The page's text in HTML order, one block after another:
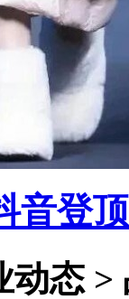
音登
动态 >